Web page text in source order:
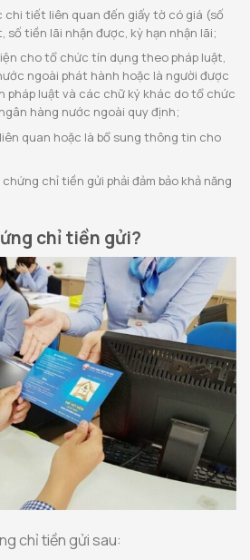
chi tiết liên quan đến giấy tờ có giá (số
số tiền lãi nhận được, kỳ hạn nhận lãi;
cho tổ chức tín dụng theo pháp luật,
ngoài phát hành hoặc là người được
pháp luật và các chữ ký khác do tổ chức
hàng nước ngoài quy định;
quan hoặc là bổ sung thông tin cho
chỉ tiền gửi phải đảm bảo khả năng
chỉ tiền gửi?
chỉ tiền gửi sau: